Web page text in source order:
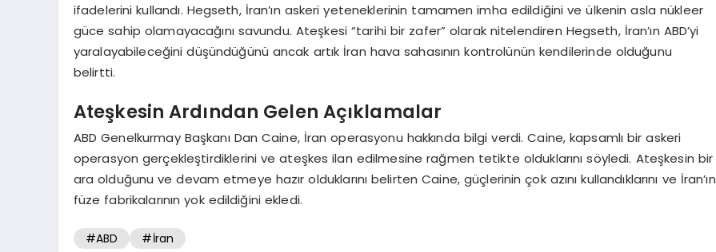
ifadelerini kullandı. Hegseth, İran’ın askeri yeteneklerinin tamamen imha edildiğini ve ülkenin asla nükleer
güce sahip olamayacağını savundu. Ateşkesi “tarihi bir zafer” olarak nitelendiren Hegseth, İran’ın ABD’yi
yaralayabileceğini düşündüğünü ancak artık İran hava sahasının kontrolünün kendilerinde olduğunu
belirtti.
Ateşkesin Ardından Gelen Açıklamalar
ABD Genelkurmay Başkanı Dan Caine, İran operasyonu hakkında bilgi verdi. Caine, kapsamlı bir askeri
operasyon gerçekleştirdiklerini ve ateşkes ilan edilmesine rağmen tetikte olduklarını söyledi. Ateşkesin bir
ara olduğunu ve devam etmeye hazır olduklarını belirten Caine, güçlerinin çok azını kullandıklarını ve İran’ın
füze fabrikalarının yok edildiğini ekledi.
#ABD #İran